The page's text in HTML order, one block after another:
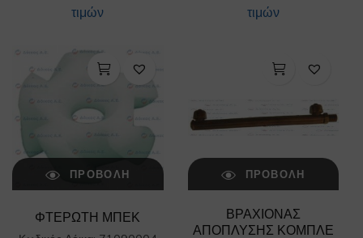
τιμών
τιμών
ΠΡΟΒΟΛΉ
ΦΤΕΡΩΤΗ ΜΠΕΚ
ΠΡΟΒΟΛΉ
ΒΡΑΧΙΟΝΑΣ
ΑΠΟΠΛΥΣΗΣ ΚΟΜΠΛΕ